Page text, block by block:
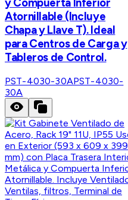
y Compuerta Inferior
Atornillable (Incluye
Chapa y Llave T). Ideal
para Centros de Carga y
Tableros de Control.
PST-4030-30APST-4030-
30A